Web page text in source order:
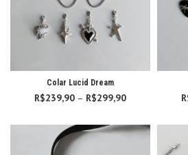
Colar Lucid Dream
R$239,90 – R$299,90
R$239,90
através